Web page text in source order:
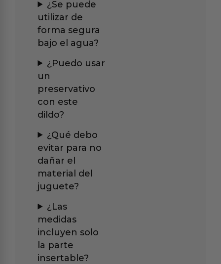
¿Se puede
utilizar de
forma segura
bajo el agua?
¿Puedo usar
un
preservativo
con este
dildo?
¿Qué debo
evitar para no
dañar el
material del
juguete?
¿Las
medidas
incluyen solo
la parte
insertable?